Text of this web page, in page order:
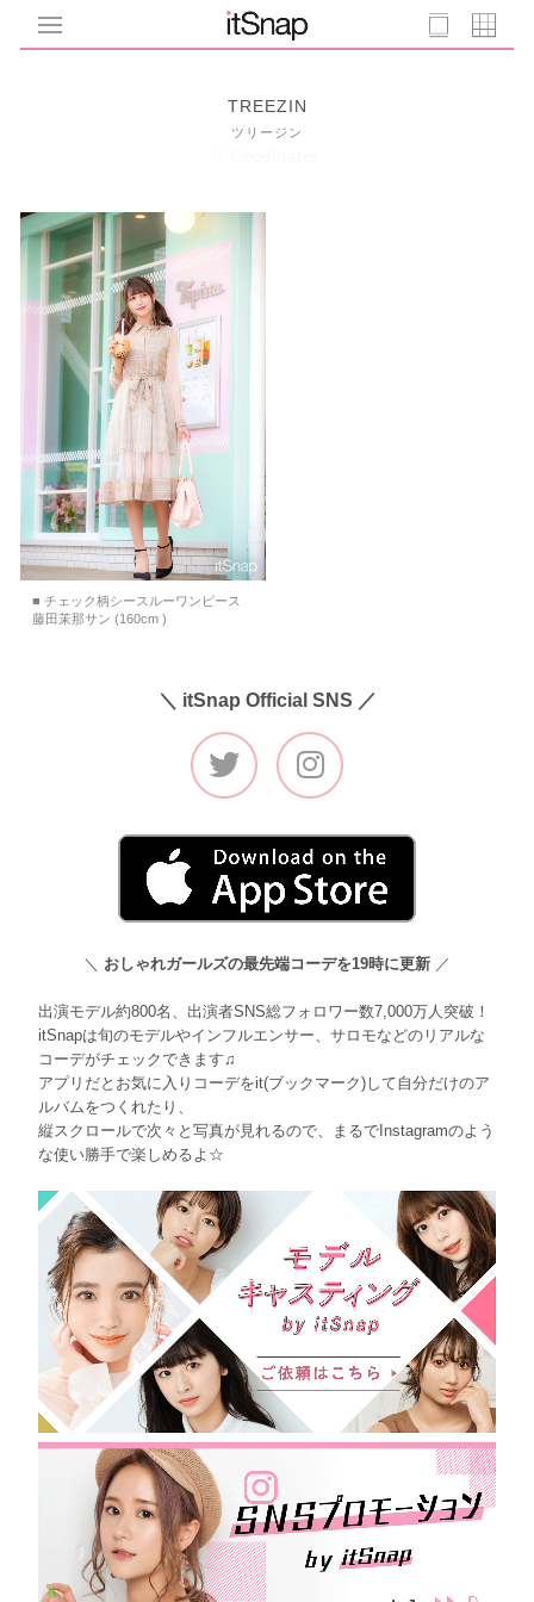
TREEZIN
ツリージン
1 Coodinates
■ チェック柄シースルーワンピース
藤田茉那サン (160cm )
＼ itSnap Official SNS ／
＼ おしゃれガールズの最先端コーデを19時に更新 ／
出演モデル約800名、出演者SNS総フォロワー数7,000万人突破！
itSnapは旬のモデルやインフルエンサー、サロモなどのリアルな
コーデがチェックできます♫
アプリだとお気に入りコーデをit(ブックマーク)して自分だけのア
ルバムをつくれたり、
縦スクロールで次々と写真が見れるので、まるでInstagramのよう
な使い勝手で楽しめるよ☆